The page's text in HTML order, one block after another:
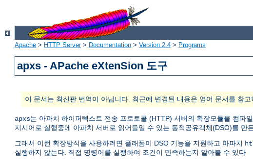
Apache > HTTP Server> Documentation > Version 2.4 > Programs
apxs - APache eXtenSion 도구
이 문서는 최신판 번역이 아닙니다. 최근에 변경된 내용은 영어 문서를 참고
apxs는 아파치 하이퍼텍스트 전송 프로토콜 (HTTP) 서버의 확장모듈을 컴파
지시어로 실행중에 아파치 서버로 읽어들일 수 있는 동적공유객체(DSO)를 만
그래서 이런 확장방식을 사용하려면 플래폼이 DSO 기능을 지원하고 아파치
실행하지 않는다. 직접 명령어를 실행하여 조건이 만족하는지 알아볼 수 있다